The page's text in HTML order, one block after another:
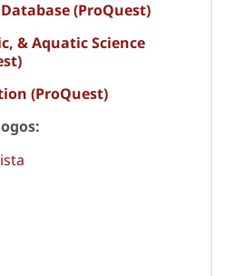
(ProQuest)
& Aquatic Science
(ProQuest)